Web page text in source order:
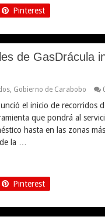
Pinterest
de GasDrácula
Gobierno de Carabobo
el inicio de recorridos
que pondrá al
hasta en las zonas
la …
Pinterest